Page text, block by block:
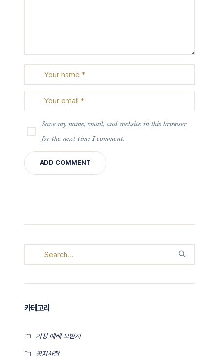
Save my name, email, and website in this browser
for the next time I comment.
카테고리
가정 예배 모범지
공지사항